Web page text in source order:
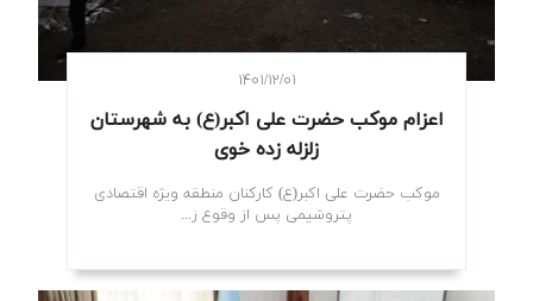
۱۴۰۱/۱۲/۰۱
اعزام موکب حضرت علی اکبر(ع) به شهرستان
زلزله زده خوی
موکب حضرت علی اکبر(ع) کارکنان منطقه ویژه اقتصادی
پتروشیمی پس از وقوع ز...